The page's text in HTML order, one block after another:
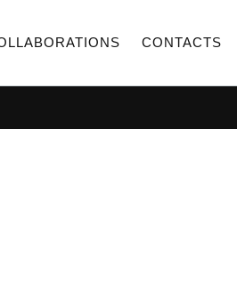
CONTACTS